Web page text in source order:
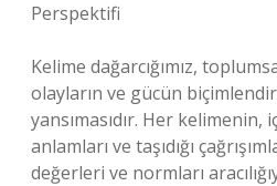
Perspektifi
Kelime dağarcığımız,
olayların ve gücün
yansımasıdır. Her kelimenin,
anlamları ve taşıdığı
değerleri ve normları